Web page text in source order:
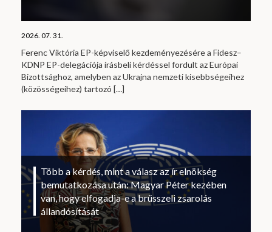
2026. 07. 31.
Ferenc Viktória EP-képviselő kezdeményezésére a Fidesz–
KDNP EP-delegációja írásbeli kérdéssel fordult az Európai
Bizottsághoz, amelyben az Ukrajna nemzeti kisebbségeihez
(közösségeihez) tartozó […]
Több a kérdés, mint a válasz az ír elnökség
bemutatkozása után: Magyar Péter kezében
van, hogy elfogadja-e a brüsszeli zsarolás
állandósítását